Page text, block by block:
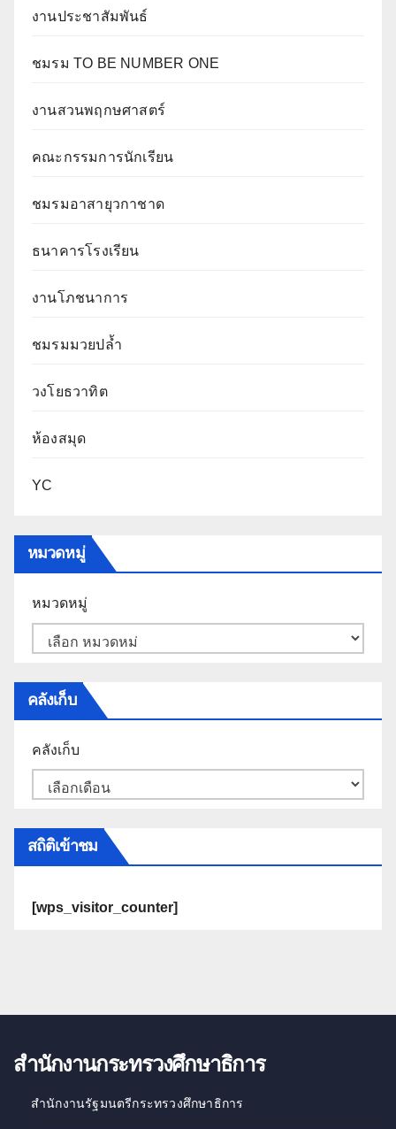
งานประชาสัมพันธ์
ชมรม TO BE NUMBER ONE
งานสวนพฤกษศาสตร์
คณะกรรมการนักเรียน
ชมรมอาสายุวกาชาด
ธนาคารโรงเรียน
งานโภชนาการ
ชมรมมวยปล้ำ
วงโยธวาทิต
ห้องสมุด
YC
หมวดหมู่
หมวดหมู่
คลังเก็บ
คลังเก็บ
สถิติเข้าชม
[wps_visitor_counter]
สำนักงานกระทรวงศึกษาธิการ
สำนักงานรัฐมนตรีกระทรวงศึกษาธิการ